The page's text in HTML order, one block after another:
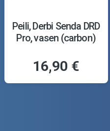
Peili, Derbi Senda DRD
Pro, vasen (carbon)
16,90 €